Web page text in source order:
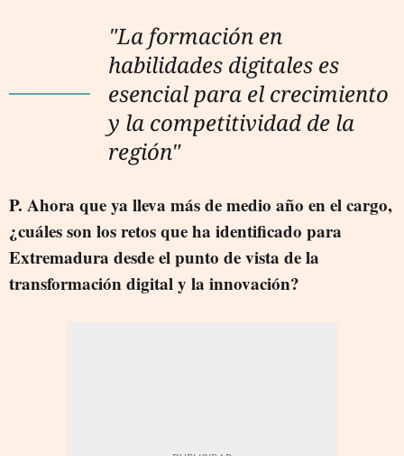
"La formación en
habilidades digitales es
esencial para el crecimiento
y la competitividad de la
región"
P. Ahora que ya lleva más de medio año en el cargo,
¿cuáles son los retos que ha identificado para
Extremadura desde el punto de vista de la
transformación digital y la innovación?